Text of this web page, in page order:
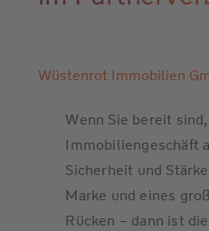
Wüstenrot Immobilien
Wenn Sie bereit
Immobiliengeschäft
Sicherheit und
Marke und eines
Rücken – dann ist